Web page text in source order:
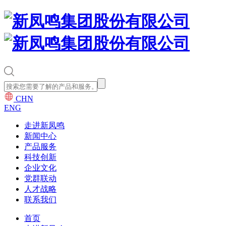
CHN
ENG
走进新凤鸣
新闻中心
产品服务
科技创新
企业文化
党群联动
人才战略
联系我们
首页